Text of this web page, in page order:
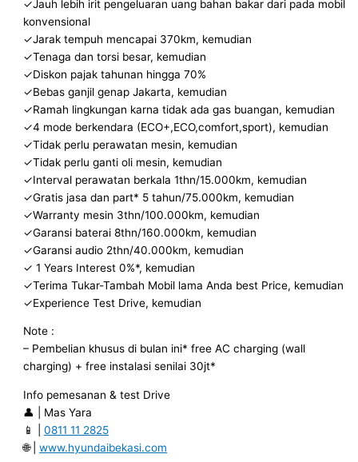
✓Jauh lebih irit pengeluaran uang bahan bakar dari pada mobil
konvensional
✓Jarak tempuh mencapai 370km, kemudian
✓Tenaga dan torsi besar, kemudian
✓Diskon pajak tahunan hingga 70%
✓Bebas ganjil genap Jakarta, kemudian
✓Ramah lingkungan karna tidak ada gas buangan, kemudian
✓4 mode berkendara (ECO+,ECO,comfort,sport), kemudian
✓Tidak perlu perawatan mesin, kemudian
✓Tidak perlu ganti oli mesin, kemudian
✓Interval perawatan berkala 1thn/15.000km, kemudian
✓Gratis jasa dan part* 5 tahun/75.000km, kemudian
✓Warranty mesin 3thn/100.000km, kemudian
✓Garansi baterai 8thn/160.000km, kemudian
✓Garansi audio 2thn/40.000km, kemudian
✓ 1 Years Interest 0%*, kemudian
✓Terima Tukar-Tambah Mobil lama Anda best Price, kemudian
✓Experience Test Drive, kemudian
Note :
– Pembelian khusus di bulan ini* free AC charging (wall
charging) + free instalasi senilai 30jt*
Info pemesanan & test Drive
👤 | Mas Yara
📱 |0811 11 2825
🌐 |www.hyundaibekasi.com